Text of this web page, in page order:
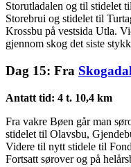
Storutladalen og til stidelet
Storebrui og stidelet til
Krossbu på vestsida Utla.
gjennom skog det siste
Dag 15: Fra
Antatt tid: 4 t. 10,4 km
Fra vakre Bøen går man
stidelet til Olavsbu,
Videre til nytt stidele til
Fortsatt sørover og på